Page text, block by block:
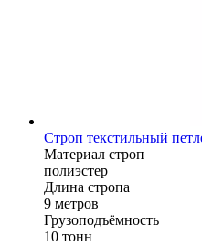
Строп текстильный
Материал строп
полиэстер
Длина стропа
9 метров
Грузоподъёмность
10 тонн